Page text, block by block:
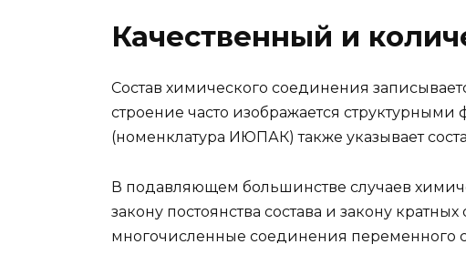
Качественный и
Состав химического соединения
строение часто изображается
(номенклатура ИЮПАК) также указывает
В подавляющем большинстве случаев
закону постоянства состава и закону
многочисленные соединения переменного